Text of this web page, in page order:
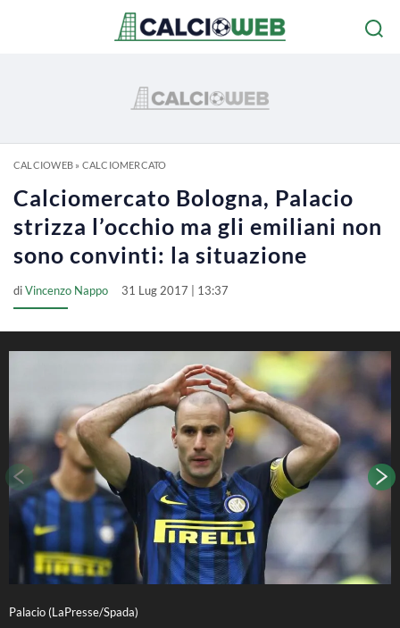
CALCIOWEB» CALCIOMERCATO
Calciomercato Bologna, Palacio
strizza l’occhio ma gli emiliani non
sono convinti: la situazione
diVincenzo Nappo 31 Lug 2017 | 13:37
Palacio (LaPresse/Spada)